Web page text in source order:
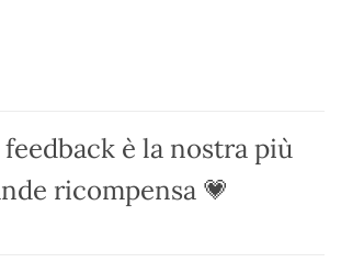
è la nostra più
ricompensa 💗